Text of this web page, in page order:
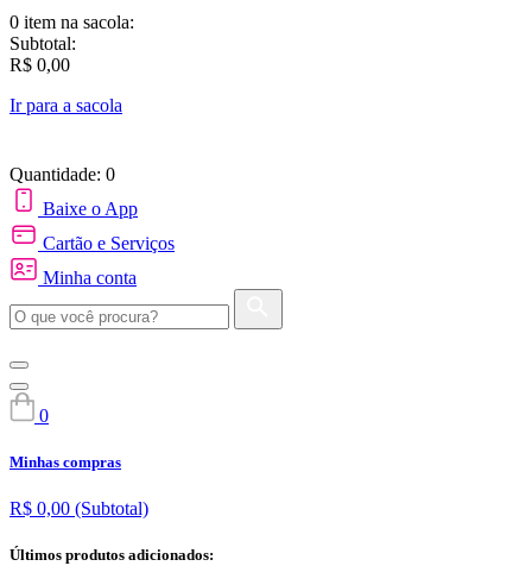
0 item na sacola:
Subtotal:
R$ 0,00
Ir para a sacola
Quantidade: 0
Baixe o App
Cartão e Serviços
Minha conta
0
Minhas compras
R$ 0,00 (Subtotal)
Últimos produtos adicionados: